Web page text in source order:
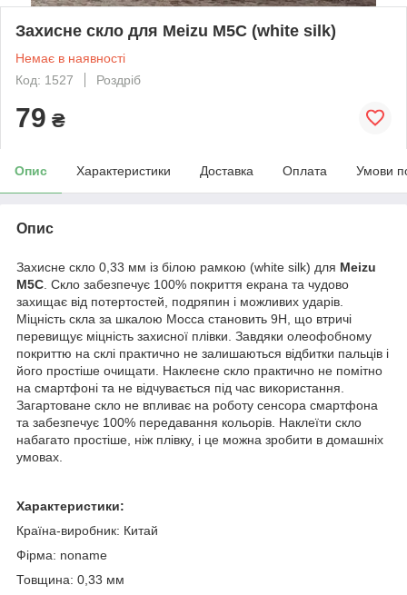
Захисне скло для Meizu M5C (white silk)
Немає в наявності
Код: 1527
Роздріб
79 ₴
Опис Характеристики Доставка Оплата Умови
Опис
Захисне скло 0,33 мм із білою рамкою (white silk) для Meizu
M5C . Скло забезпечує 100% покриття екрана та чудово
захищає від потертостей, подряпин і можливих ударів.
Міцність скла за шкалою Мосса становить 9H , що втричі
перевищує міцність захисної плівки. Завдяки олеофобному
покриттю на склі практично не залишаються відбитки пальців і
його простіше очищати. Наклеєне скло практично не помітно
на смартфоні та не відчувається під час використання.
Загартоване скло не впливає на роботу сенсора смартфона
та забезпечує 100% передавання кольорів. Наклеїти скло
набагато простіше, ніж плівку, і це можна зробити в домашніх
умовах.
Характеристики:
Країна-виробник: Китай
Фірма: noname
Товщина: 0,33 мм